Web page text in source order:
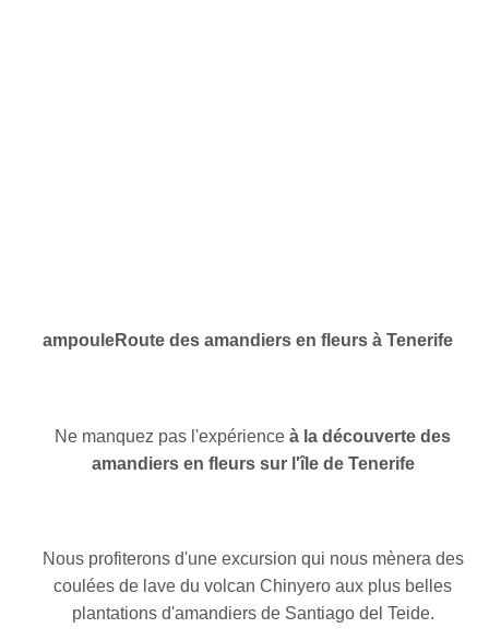
ampouleRoute des amandiers en fleurs à Tenerife
Ne manquez pas l'expérience à la découverte des
amandiers en fleurs sur l'île de Tenerife
Nous profiterons d'une excursion qui nous mènera des
coulées de lave du volcan Chinyero aux plus belles
plantations d'amandiers de Santiago del Teide.